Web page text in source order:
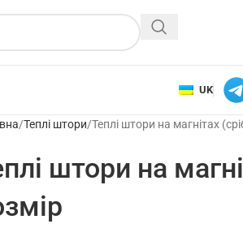
UK
Теплі штори Теплі штори на магнітах
штори на